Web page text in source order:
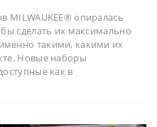
MILWAUKEE® опиралась
сделать их максимально
такими, какими их
Новые наборы
как в